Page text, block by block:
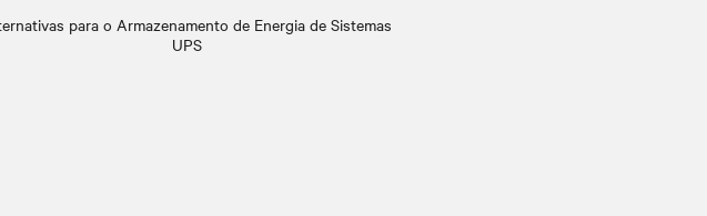
para o Armazenamento de Energia de Sistemas
UPS